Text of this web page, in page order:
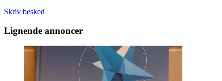
Skriv besked
Lignende annoncer